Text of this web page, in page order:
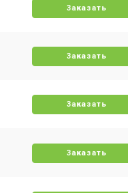
Заказать
Заказать
Заказать
Заказать